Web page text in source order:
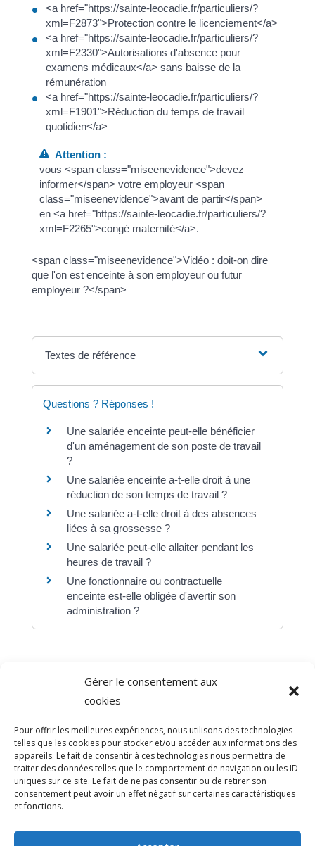
Gérer le consentement aux
cookies
Pour offrir les meilleures expériences, nous utilisons des technologies
telles que les cookies pour stocker et/ou accéder aux informations des
appareils. Le fait de consentir à ces technologies nous permettra de
traiter des données telles que le comportement de navigation ou les ID
uniques sur ce site. Le fait de ne pas consentir ou de retirer son
consentement peut avoir un effet négatif sur certaines caractéristiques
et fonctions.
<a href="https://sainte-leocadie.fr/particuliers/?
xml=F2873">Protection contre le licenciement</a>
<a href="https://sainte-leocadie.fr/particuliers/?
xml=F2330">Autorisations d'absence pour
examens médicaux</a> sans baisse de la
rémunération
<a href="https://sainte-leocadie.fr/particuliers/?
xml=F1901">Réduction du temps de travail
quotidien</a>
Attention :
vous <span class="miseenevidence">devez
informer</span> votre employeur <span
class="miseenevidence">avant de partir</span>
en <a href="https://sainte-leocadie.fr/particuliers/?
xml=F2265">congé maternité</a>.
<span class="miseenevidence">Vidéo : doit-on dire
que l'on est enceinte à son employeur ou futur
employeur ?</span>
Textes de référence
Questions ? Réponses !
Une salariée enceinte peut-elle bénéficier
d'un aménagement de son poste de travail
?
Une salariée enceinte a-t-elle droit à une
réduction de son temps de travail ?
Une salariée a-t-elle droit à des absences
liées à sa grossesse ?
Une salariée peut-elle allaiter pendant les
heures de travail ?
Une fonctionnaire ou contractuelle
enceinte est-elle obligée d'avertir son
administration ?
Direction de l'information légale et administrative
comarquage developpé par